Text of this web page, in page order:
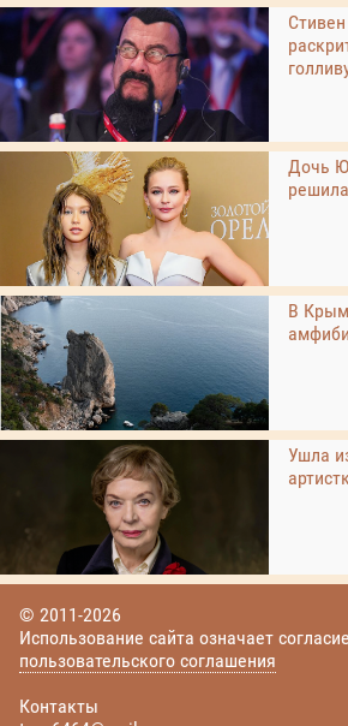
Дочь
В
Ушла
© 2011-2026
Использование сайта означает
пользовательского соглашения
Контакты